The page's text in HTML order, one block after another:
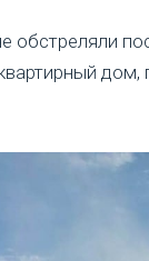
обстреляли
дом,